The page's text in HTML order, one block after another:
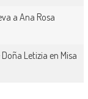
a Ana Rosa
Letizia en Misa